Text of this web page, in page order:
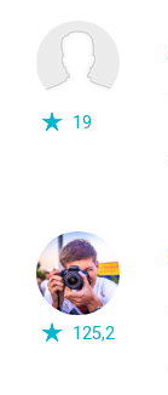
19
125,2